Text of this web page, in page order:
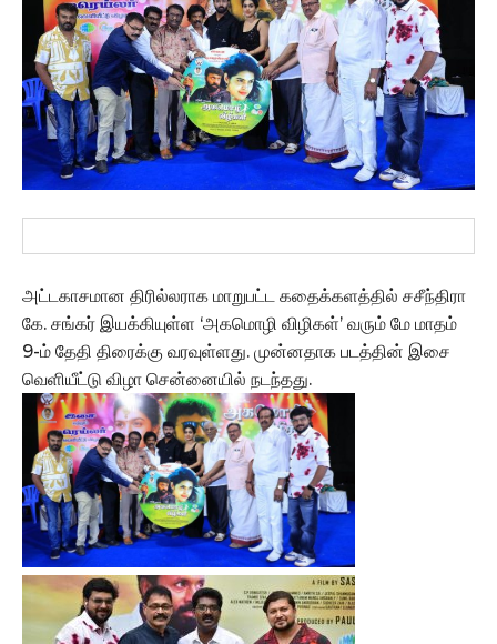
அட்டகாசமான திரில்லராக மாறுபட்ட கதைக்களத்தில் சசீந்திரா
கே. சங்கர் இயக்கியுள்ள ‘அகமொழி விழிகள்’ வரும் மே மாதம்
9-ம் தேதி திரைக்கு வரவுள்ளது. முன்னதாக படத்தின் இசை
வெளியீட்டு விழா சென்னையில் நடந்தது.